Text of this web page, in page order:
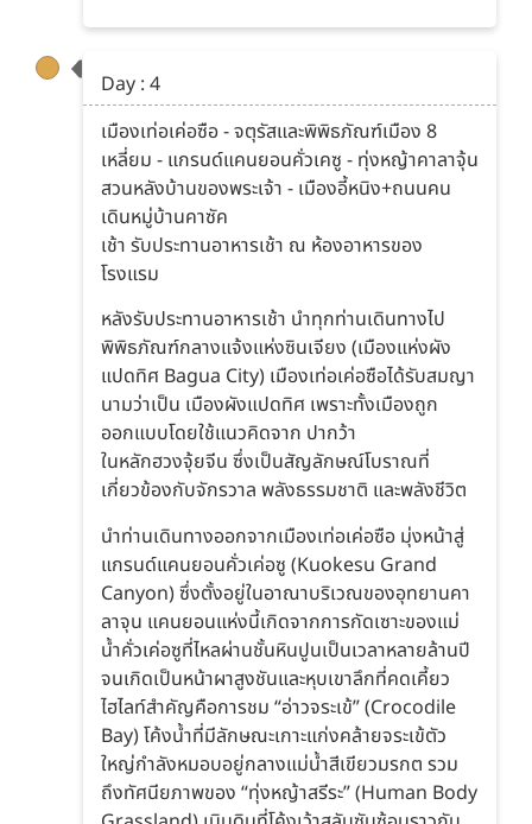
Day : 4
เมืองเท่อเค่อซือ - จตุรัสและพิพิธภัณฑ์เมือง 8
เหลี่ยม - แกรนด์แคนยอนคั่วเคซู - ทุ่งหญ้าคาลาจุ้น
สวนหลังบ้านของพระเจ้า - เมืองอี้หนิง+ถนนคน
เดินหมู่บ้านคาซัค
เช้า รับประทานอาหารเช้า ณ ห้องอาหารของ
โรงแรม
หลังรับประทานอาหารเช้า นำทุกท่านเดินทางไป
พิพิธภัณฑ์กลางแจ้งแห่งซินเจียง (เมืองแห่งผัง
แปดทิศ Bagua City) เมืองเท่อเค่อซือได้รับสมญา
นามว่าเป็น เมืองผังแปดทิศ เพราะทั้งเมืองถูก
ออกแบบโดยใช้แนวคิดจาก ปากว้า
ในหลักฮวงจุ้ยจีน ซึ่งเป็นสัญลักษณ์โบราณที่
เกี่ยวข้องกับจักรวาล พลังธรรมชาติ และพลังชีวิต
นำท่านเดินทางออกจากเมืองเท่อเค่อซือ มุ่งหน้าสู่
แกรนด์แคนยอนคั่วเค่อซู (Kuokesu Grand
Canyon) ซึ่งตั้งอยู่ในอาณาบริเวณของอุทยานคา
ลาจุน แคนยอนแห่งนี้เกิดจากการกัดเซาะของแม่
น้ำคั่วเค่อซูที่ไหลผ่านชั้นหินปูนเป็นเวลาหลายล้านปี
จนเกิดเป็นหน้าผาสูงชันและหุบเขาลึกที่คดเคี้ยว
ไฮไลท์สำคัญคือการชม “อ่าวจระเข้” (Crocodile
Bay) โค้งน้ำที่มีลักษณะเกาะแก่งคล้ายจระเข้ตัว
ใหญ่กำลังหมอบอยู่กลางแม่น้ำสีเขียวมรกต รวม
ถึงทัศนียภาพของ “ทุ่งหญ้าสรีระ” (Human Body